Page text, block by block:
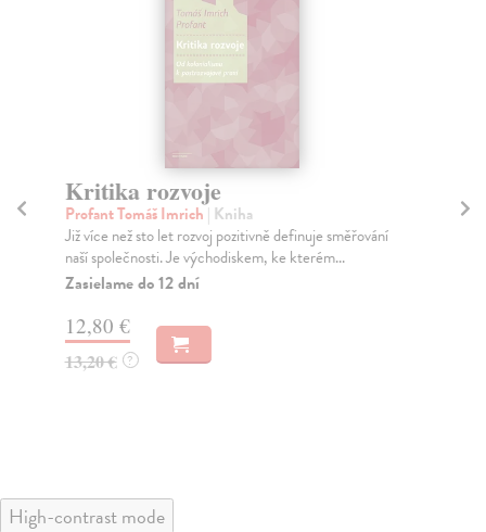
Morální základy politiky
Shapiro Ian| Kniha
Kniha současného amerického politického teoretika
Iana Shapira je věnována zkoumání legitimity polit...
Zasielame do 12 dní
14,55 €
15,00 € ?
High-contrast mode